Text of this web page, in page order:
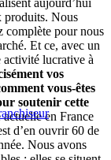
produits. Nous
complète pour nous
Et ce, avec un
activité lucrative à
vos
vous-êtes
soutenir cette
en France
d’en ouvrir 60 de
Nous avons